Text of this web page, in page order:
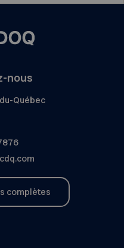
nous
Québec
complètes